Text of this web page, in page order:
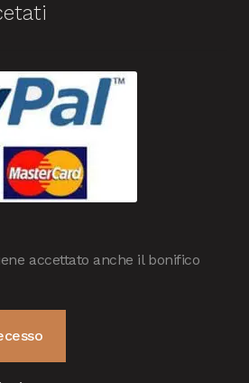
accettato anche il bonifico